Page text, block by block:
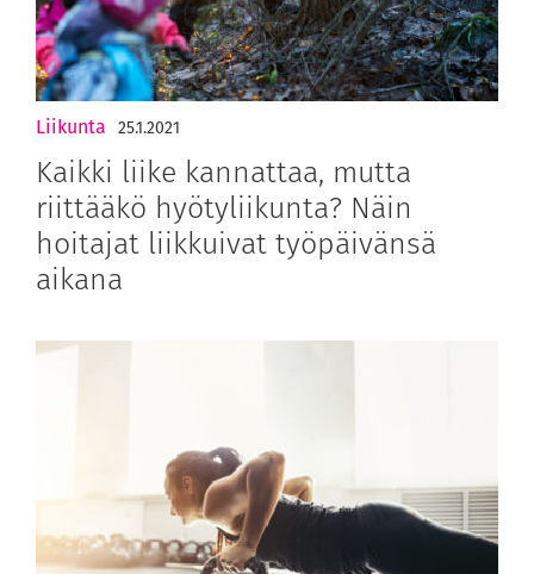
Liikunta 25.1.2021
Kaikki liike kannattaa, mutta
riittääkö hyötyliikunta? Näin
hoitajat liikkuivat työpäivänsä
aikana